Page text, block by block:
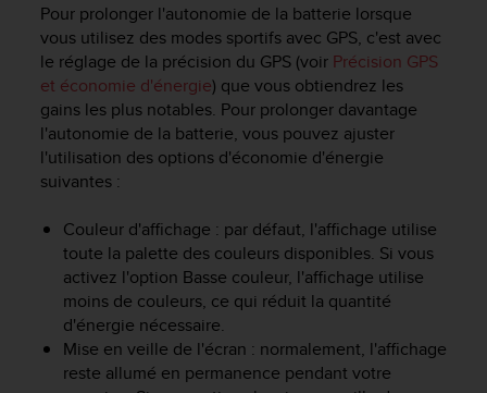
Pour prolonger l'autonomie de la batterie lorsque
vous utilisez des modes sportifs avec GPS, c'est avec
le réglage de la précision du GPS (voir Précision GPS
et économie d'énergie) que vous obtiendrez les
gains les plus notables. Pour prolonger davantage
l'autonomie de la batterie, vous pouvez ajuster
l'utilisation des options d'économie d'énergie
suivantes :
Couleur d'affichage : par défaut, l'affichage utilise
toute la palette des couleurs disponibles. Si vous
activez l'option Basse couleur, l'affichage utilise
moins de couleurs, ce qui réduit la quantité
d'énergie nécessaire.
Mise en veille de l'écran : normalement, l'affichage
reste allumé en permanence pendant votre